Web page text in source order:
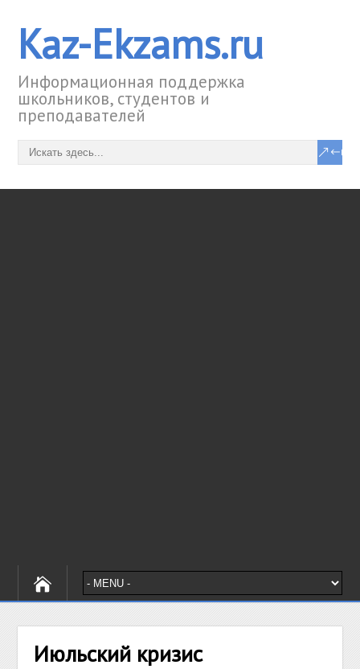
Kaz-Ekzams.ru
Информационная поддержка
школьников, студентов и
преподавателей
Июльский кризис